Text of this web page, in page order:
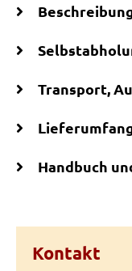
Transport,
Handbuch
Kontakt